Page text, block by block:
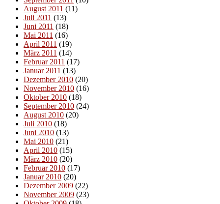
August 2011 (11)
Juli 2011 (13)
Juni 2011 (18)
Mai 2011 (16)
April 2011 (19)
März 2011 (14)
Februar 2011 (17)
Januar 2011 (13)
Dezember 2010 (20)
November 2010 (16)
Oktober 2010 (18)
September 2010 (24)
August 2010 (20)
Juli 2010 (18)
Juni 2010 (13)
Mai 2010 (21)
April 2010 (15)
März 2010 (20)
Februar 2010 (17)
Januar 2010 (20)
Dezember 2009 (22)
November 2009 (23)